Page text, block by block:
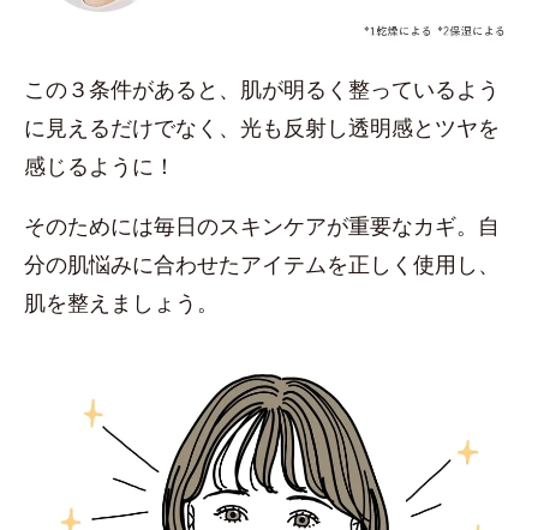
この３条件があると、肌が明るく整っているよう
に見えるだけでなく、光も反射し透明感とツヤを
感じるように！
そのためには毎日のスキンケアが重要なカギ。自
分の肌悩みに合わせたアイテムを正しく使用し、
肌を整えましょう。